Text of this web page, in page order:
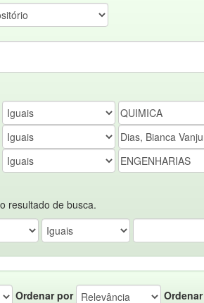
resultado de busca.
Ordenar por Ordenar